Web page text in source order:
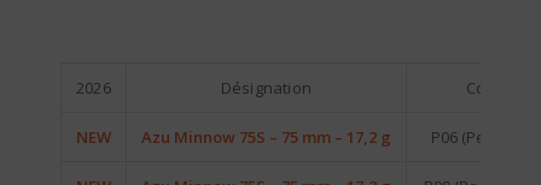
2026 Désignation Coloris
NEW Azu Minnow 75S – 75 mm – 17,2 g P06 (Pearl